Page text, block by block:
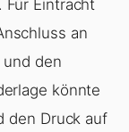
Eintracht
an
den
könnte
den Druck auf